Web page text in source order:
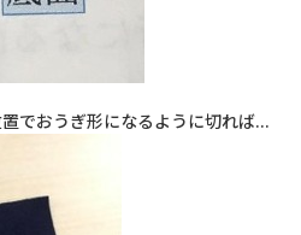
でおうぎ形になるように切れば...